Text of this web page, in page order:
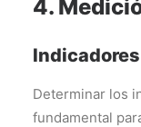
4.
Determinar los
fundamental